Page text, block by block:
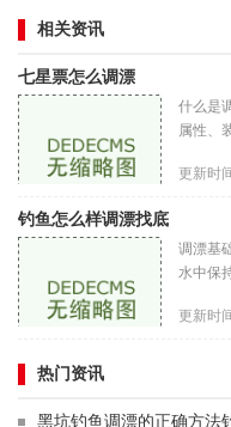
相关资讯
七星票怎么调漂
什么是
属性、
色的潜
更新时
钓鱼怎么样调漂找底
调漂基
水中保
鱼儿的
更新时
热门资讯
黑坑钓鱼调漂的正确方法